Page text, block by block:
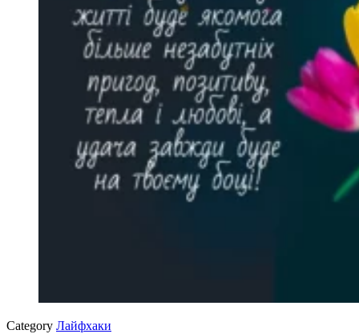
Category Лайфхаки